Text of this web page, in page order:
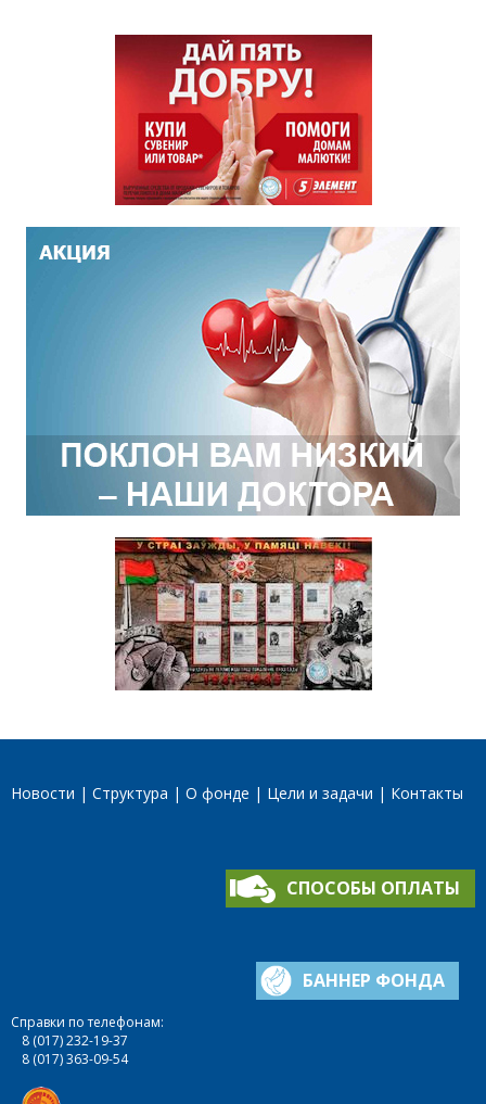
Новости Структура О фонде Цели и задачи Контакты
СПОСОБЫ ОПЛАТЫ
БАННЕР ФОНДА
Справки по телефонам:
8 (017) 232-19-37
8 (017) 363-09-54